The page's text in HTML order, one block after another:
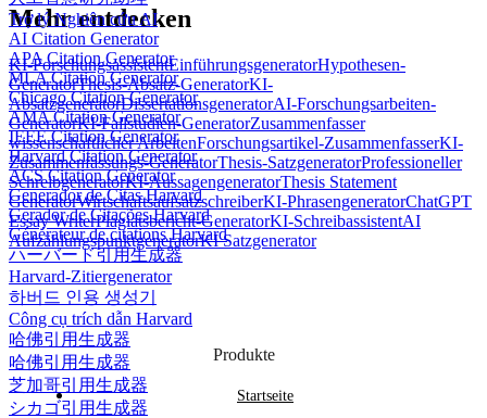
Trợ lý Nghiên cứu AI
AI Citation Generator
APA Citation Generator
MLA Citation Generator
Chicago Citation Generator
AMA Citation Generator
IEEE Citation Generator
Harvard Citation Generator
ACS Citation Generator
Generador de Citas Harvard
Gerador de Citações Harvard
Générateur de citations Harvard
ハーバード引用生成器
Harvard-Zitiergenerator
하버드 인용 생성기
Công cụ trích dẫn Harvard
哈佛引用生成器
哈佛引用生成器
芝加哥引用生成器
シカゴ引用生成器
Mehr entdecken
KI-ForschungsassistentEinführungsgeneratorHypothesen-
GeneratorThesis-Absatz-GeneratorKI-
AbsatzgeneratorDissertationsgeneratorAI-Forschungsarbeiten-
GeneratorKI-Fallstudien-GeneratorZusammenfasser
wissenschaftlicher ArbeitenForschungsartikel-ZusammenfasserKI-
Zusammenfassungs-GeneratorThesis-SatzgeneratorProfessioneller
SchreibgeneratorKI-AussagengeneratorThesis Statement
GeneratorWirtschaftsaufsatzschreiberKI-PhrasengeneratorChatGPT
Essay WriterPlagiatsbericht-GeneratorKI-SchreibassistentAI
AufzählungspunktgeneratorKI Satzgenerator
Produkte
Startseite